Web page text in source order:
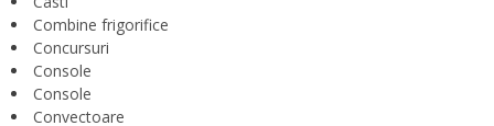
Combine frigorifice
Concursuri
Console
Console
Convectoare